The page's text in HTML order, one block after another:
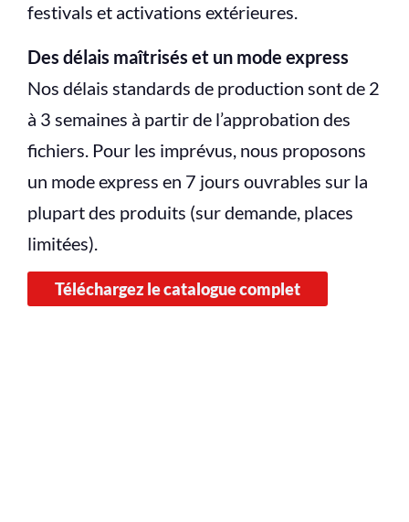
festivals et activations extérieures.
Des délais maîtrisés et un mode express
Nos délais standards de production sont de 2
à 3 semaines à partir de l’approbation des
fichiers. Pour les imprévus, nous proposons
un mode express en 7 jours ouvrables sur la
plupart des produits (sur demande, places
limitées).
Téléchargez le catalogue complet